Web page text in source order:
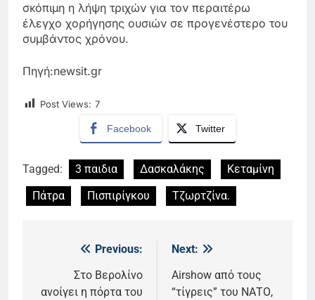
σκόπιμη η λήψη τριχών για τον περαιτέρω
έλεγχο χορήγησης ουσιών σε προγενέστερο του
συμβάντος χρόνου.
Πηγή:newsit.gr
Post Views: 7
Facebook Twitter
Tagged: 3 παιδια Δασκαλάκης
Κεταμίνη
Πάτρα
Πισπιρίγκου Τζωρτζίνα.
Πλοήγηση
άρθρων
Previous:
Στο Βερολίνο
ανοίγει η πόρτα του
Next:
Airshow από τους
“τίγρεις” του ΝΑΤΟ,